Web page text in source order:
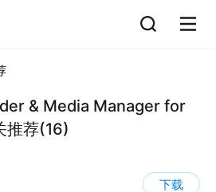
& Media Manager for
推荐(16)
下载